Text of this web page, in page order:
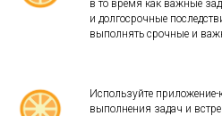
в то время как важные
и долгосрочные
выполнять срочные и
Используйте
выполнения задач и